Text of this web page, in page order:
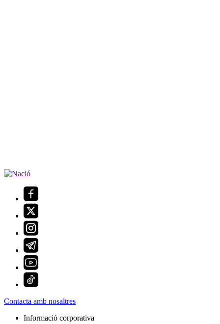
Contacta amb nosaltres
Informació corporativa